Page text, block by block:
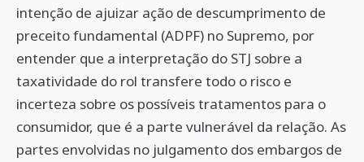
intenção de ajuizar ação de descumprimento de
preceito fundamental (ADPF) no Supremo, por
entender que a interpretação do STJ sobre a
taxatividade do rol transfere todo o risco e
incerteza sobre os possíveis tratamentos para o
consumidor, que é a parte vulnerável da relação. As
partes envolvidas no julgamento dos embargos de